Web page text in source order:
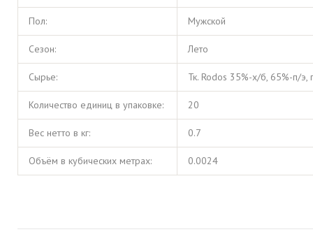
Пол: Мужской
Сезон: Лето
Сырье: Тк. Rodos 35%-х/б, 65%-п/э,
Количество единиц в упаковке: 20
Вес нетто в кг: 0.7
Объём в кубических метрах: 0.0024